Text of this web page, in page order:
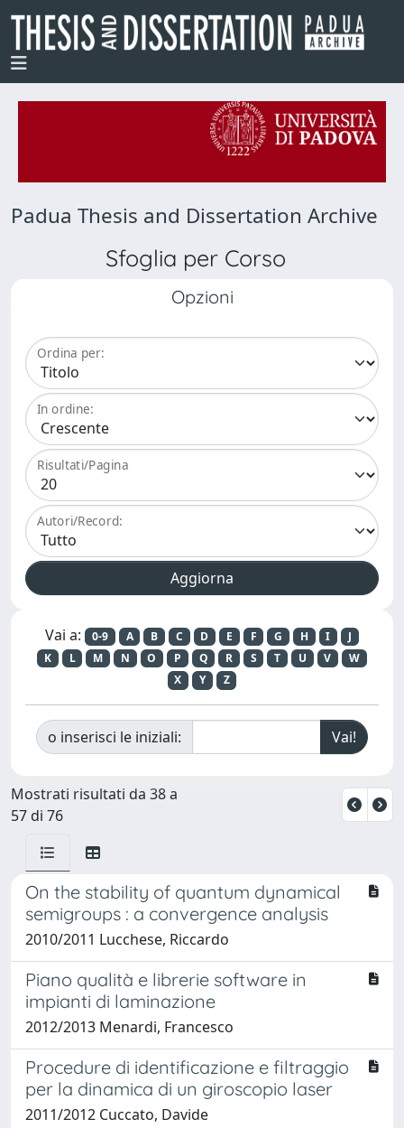
Padua Thesis and Dissertation Archive
Sfoglia per Corso
Opzioni
Ordina per:
In ordine:
Risultati/Pagina
Autori/Record:
Vai a: 0-9 A B C D E F G H I
J
K
L M N O P Q R S T U V
W
X
Y Z
o inserisci le iniziali:
Mostrati risultati da 38 a
57 di 76
On the stability of quantum dynamical
semigroups : a convergence analysis
2010/2011 Lucchese, Riccardo
Piano qualità e librerie software in
impianti di laminazione
2012/2013 Menardi, Francesco
Procedure di identificazione e filtraggio
per la dinamica di un giroscopio laser
2011/2012 Cuccato, Davide